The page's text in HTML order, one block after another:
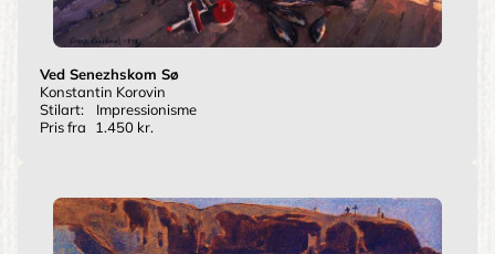
Ved Senezhskom Sø
Konstantin Korovin
Stilart:
Impressionisme
Pris fra
1.450 kr.